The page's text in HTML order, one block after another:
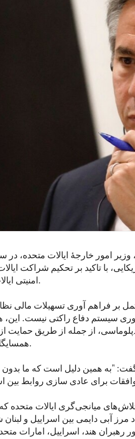
وزیر امور خارجۀ ایالات متحده،
با تاکید بر تحکیم شراکت
امنیتی ایالات متحده به اسراییل "گزندناپذیر" است.
بر فراهم آوری تسهیلات مالی
سیستم دفاع راکتی نیست. این،
از جمله از طریق حمایت از
همسایگانش و با کشورهای سراسر جهان است.
گفت: "به همین دلیل است که ما
میانجی‌گری ایالات متحده
مرز آبی دایمی بین اسراییل و
رهبران هند، اسراییل، امارات